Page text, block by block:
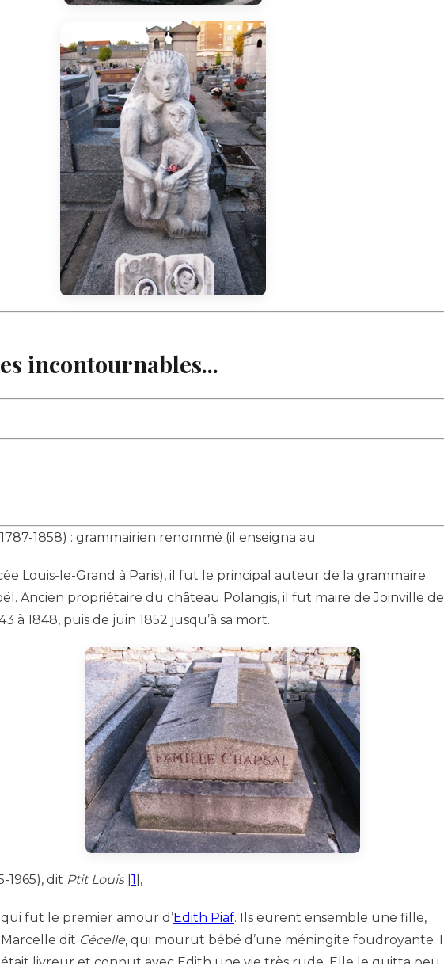
incontournables...
1858) : grammairien renommé (il enseigna au
Louis-le-Grand à Paris), il fut le principal auteur de la grammaire
Ancien propriétaire du château Polangis, il fut maire de Joinville de
à 1848, puis de juin 1852 jusqu’à sa mort.
1965), dit Ptit Louis[1] ,
qui fut le premier amour d’Edith Piaf. Ils eurent ensemble une fille,
Marcelle dit Cécelle, qui mourut bébé d’une méningite foudroyante. Il